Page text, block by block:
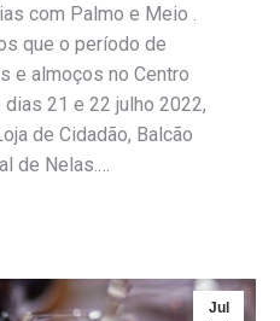
com Palmo e Meio .
que o período de
e almoços no Centro
21 e 22 julho 2022,
de Cidadão, Balcão
de Nelas.…
Jul